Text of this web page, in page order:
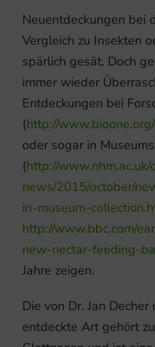
Neuentdeckungen bei
Vergleich zu Insekten
spärlich gesät. Doch
immer wieder
Entdeckungen bei
(http://
oder sogar in
(http://www.nhm.ac.uk/
news/2015/october/
in-museum-
http://www.bbc.com/
new-nectar-feeding-
Jahre zeigen.
Die von Dr. Jan
entdeckte Art gehört